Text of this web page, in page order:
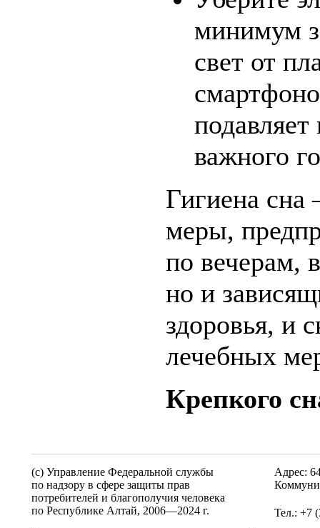
минимум
свет от
важного
Гигиена сна
меры,
по вечерам,
но и
здоровья, и
лечебных
Крепкого
(c) Управление Федеральной службы
по надзору в сфере защиты прав
потребителей и благополучия человека
по Республике Алтай, 2006—2024 г.
Адрес:
Тел.: +7